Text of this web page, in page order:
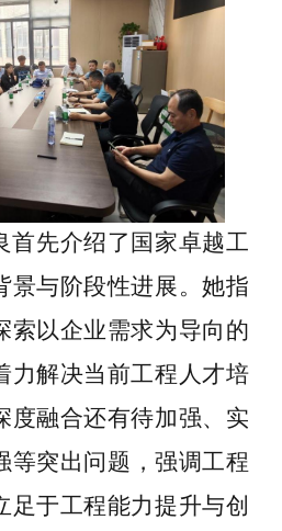
首先介绍了国家卓越工
景与阶段性进展。她指
索以企业需求为导向的
力解决当前工程人才培
度融合还有待加强、实
等突出问题，强调工程
足于工程能力提升与创